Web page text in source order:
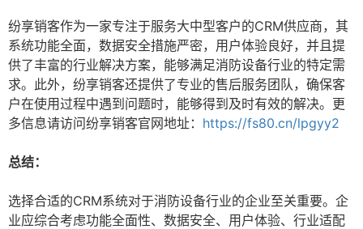
纷享销客作为一家专注于服务大中型客户的CRM供应商，其
系统功能全面，数据安全措施严密，用户体验良好，并且提
供了丰富的行业解决方案，能够满足消防设备行业的特定需
求。此外，纷享销客还提供了专业的售后服务团队，确保客
户在使用过程中遇到问题时，能够得到及时有效的解决。更
多信息请访问纷享销客官网地址： https://fs80.cn/lpgyy2
总结：
选择合适的CRM系统对于消防设备行业的企业至关重要。企
业应综合考虑功能全面性、数据安全、用户体验、行业适配